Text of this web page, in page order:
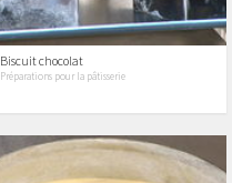
Biscuit chocolat
Préparations pour la pâtisserie